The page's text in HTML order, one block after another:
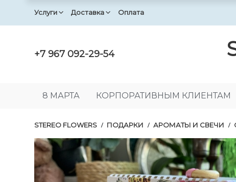
Услуги Доставка Оплата
+7 967 092-29-54
8 МАРТА КОРПОРАТИВНЫМ КЛИЕНТАМ
STEREO FLOWERS / ПОДАРКИ / АРОМАТЫ И СВЕЧИ /